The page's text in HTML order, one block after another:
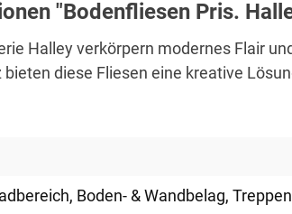
"Bodenfliesen Pris.
Halley verkörpern modernes Flair
diese Fliesen eine kreative
, Boden- & Wandbelag, Treppen